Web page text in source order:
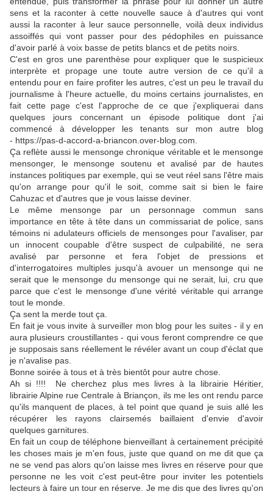
sens et la raconter à cette nouvelle sauce à d'autres qui vont
aussi la raconter à leur sauce personnelle, voilà deux individus
assoiffés qui vont passer pour des pédophiles en puissance
d'avoir parlé à voix basse de petits blancs et de petits noirs.
C'est en gros une parenthèse pour expliquer que le suspicieux
interprète et propage une toute autre version de ce qu'il a
entendu pour en faire profiter les autres, c'est un peu le travail du
journalisme à l'heure actuelle, du moins certains journalistes, en
fait cette page c'est l'approche de ce que j'expliquerai dans
quelques jours concernant un épisode politique dont j'ai
commencé à développer les tenants sur mon autre blog
- https://pas-d-accord-a-briancon.over-blog.com.
Ça reflète aussi le mensonge chronique véritable et le mensonge
mensonger, le mensonge soutenu et avalisé par de hautes
instances politiques par exemple, qui se veut réel sans l'être mais
qu'on arrange pour qu'il le soit, comme sait si bien le faire
Cahuzac et d'autres que je vous laisse deviner.
Le même mensonge par un personnage commun sans
importance en tête à tête dans un commissariat de police, sans
témoins ni adulateurs officiels de mensonges pour l'avaliser, par
un innocent coupable d'être suspect de culpabilité, ne sera
avalisé par personne et fera l'objet de pressions et
d'interrogatoires multiples jusqu'à avouer un mensonge qui ne
serait que le mensonge du mensonge qui ne serait, lui, cru que
parce que c'est le mensonge d'une vérité véritable qui arrange
tout le monde.
Ça sent la merde tout ça.
En fait je vous invite à surveiller mon blog pour les suites - il y en
aura plusieurs croustillantes - qui vous feront comprendre ce que
je supposais sans réellement le révéler avant un coup d'éclat que
je n'avalise pas.
Bonne soirée à tous et à très bientôt pour autre chose.
Ah si !!!! Ne cherchez plus mes livres à la librairie Héritier,
librairie Alpine rue Centrale à Briançon, ils me les ont rendu parce
qu'ils manquent de places, à tel point que quand je suis allé les
récupérer les rayons clairsemés baillaient d'envie d'avoir
quelques garnitures.
En fait un coup de téléphone bienveillant à certainement précipité
les choses mais je m'en fous, juste que quand on me dit que ça
ne se vend pas alors qu'on laisse mes livres en réserve pour que
personne ne les voit c'est peut-être pour inviter les potentiels
lecteurs à faire un tour en réserve. Je me dis que des livres qu'on